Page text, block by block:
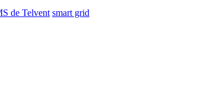
de Telvent smart grid